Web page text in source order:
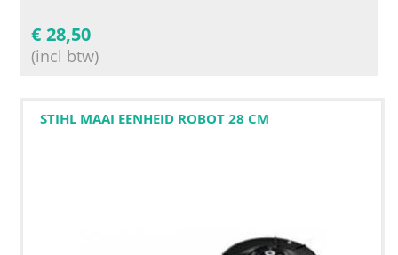
€ 28,50
(incl btw)
STIHL MAAI EENHEID ROBOT 28 CM